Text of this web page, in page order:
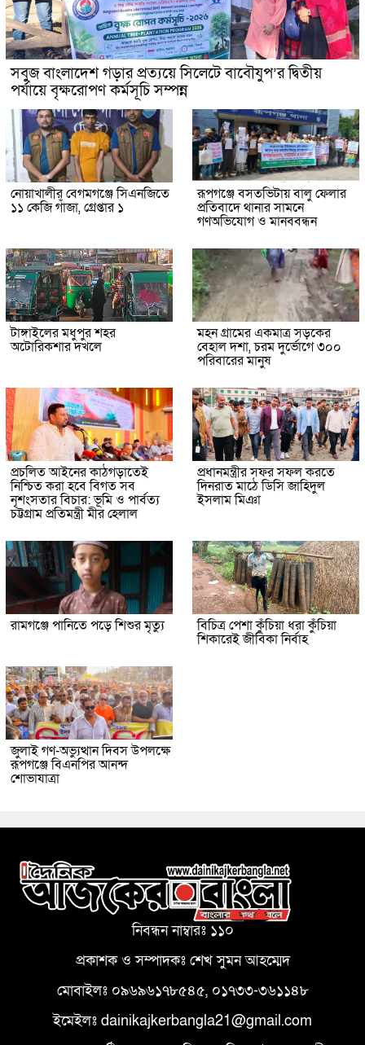
সবুজ বাংলাদেশ গড়ার প্রত্যয়ে সিলেটে বাবৌযুপ’র দ্বিতীয়
পর্যায়ে বৃক্ষরোপণ কর্মসূচি সম্পন্ন
নোয়াখালীর বেগমগঞ্জে সিএনজিতে
১১ কেজি গাঁজা, গ্রেপ্তার ১
রূপগঞ্জে বসতভিটায় বালু ফেলার
প্রতিবাদে থানার সামনে
গণঅভিযোগ ও মানববন্ধন
টাঙ্গাইলের মধুপুর শহর
অটোরিকশার দখলে
মহন গ্রামের একমাত্র সড়কের
বেহাল দশা, চরম দুর্ভোগে ৩০০
পরিবারের মানুষ
প্রচলিত আইনের কাঠগড়াতেই
নিশ্চিত করা হবে বিগত সব
নৃশংসতার বিচার: ভূমি ও পার্বত্য
চট্টগ্রাম প্রতিমন্ত্রী মীর হেলাল
প্রধানমন্ত্রীর সফর সফল করতে
দিনরাত মাঠে ডিসি জাহিদুল
ইসলাম মিঞা
রামগঞ্জে পানিতে পড়ে শিশুর মৃত্যু বিচিত্র পেশা কুঁচিয়া ধরা কুঁচিয়া
শিকারেই জীবিকা নির্বাহ
জুলাই গণ-অভ্যুত্থান দিবস উপলক্ষে
রূপগঞ্জে বিএনপির আনন্দ
শোভাযাত্রা
নিবন্ধন নাম্বারঃ ১১০
প্রকাশক ও সম্পাদকঃ শেখ সুমন আহম্মেদ
মোবাইলঃ ০৯৬৯৬১৭৮৫৪৫, ০১৭৩৩-৩৬১১৪৮
ইমেইলঃ dainikajkerbangla21@gmail.com